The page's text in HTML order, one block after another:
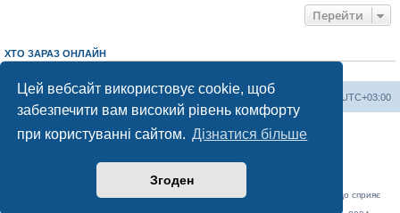
Цей вебсайт використовує cookie, щоб
забезпечити вам високий рівень комфорту
при користуванні сайтом. Дізнатися більше
Згоден
Перейти
ХТО ЗАРАЗ ОНЛАЙН
Херсонський форум UTC+03:00
Команда
Працює на phpBB® Forum Software © phpBB Limited
Конфіденційність
«Херсонський форум» – приватний, незалежний інтерактивний веб-ресурс, що сприяє